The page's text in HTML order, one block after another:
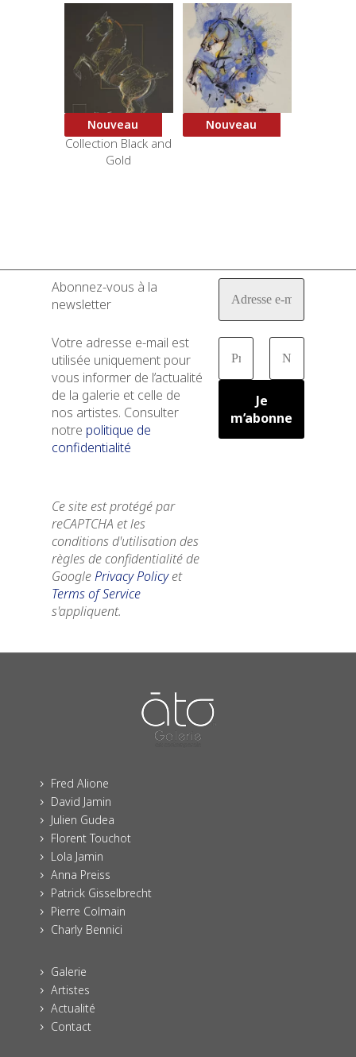
Nouveau
Courbette 3 –
Collection Black and
Gold
Nouveau
Cheval Bleu 2
Abonnez-vous à la
newsletter
Votre adresse e-mail est
utilisée uniquement pour
vous informer de l’actualité
de la galerie et celle de
nos artistes. Consulter
notre politique de
confidentialité
Ce site est protégé par
reCAPTCHA et les
conditions d'utilisation des
règles de confidentialité de
GooglePrivacy Policyet
Terms of Service
s'appliquent.
5 Fred Alione
5 David Jamin
5 Julien Gudea
5 Florent Touchot
5 Lola Jamin
5 Anna Preiss
5 Patrick Gisselbrecht
5 Pierre Colmain
5 Charly Bennici
5 Galerie
5 Artistes
5 Actualité
5 Contact